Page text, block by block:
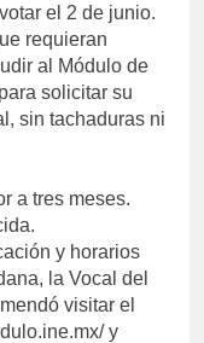
el 2 de junio.
requieran
al Módulo de
solicitar su
sin tachaduras ni
a tres meses.
y horarios
la Vocal del
visitar el
y